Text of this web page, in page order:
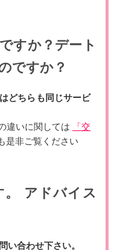
すか？デート
ですか？
どちらも同じサービ
違いに関しては
「交
是非ご覧ください
。 アドバイス
い合わせ下さい。